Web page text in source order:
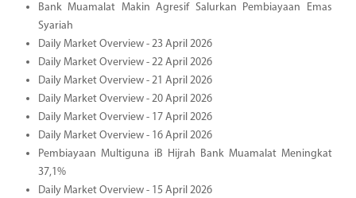
Bank Muamalat Makin Agresif Salurkan Pembiayaan Emas
Syariah
Daily Market Overview - 23 April 2026
Daily Market Overview - 22 April 2026
Daily Market Overview - 21 April 2026
Daily Market Overview - 20 April 2026
Daily Market Overview - 17 April 2026
Daily Market Overview - 16 April 2026
Pembiayaan Multiguna iB Hijrah Bank Muamalat Meningkat
37,1%
Daily Market Overview - 15 April 2026